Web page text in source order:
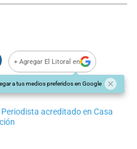
+ Agregar El Litoral en
a tus medios preferidos en Google
acreditado en Casa